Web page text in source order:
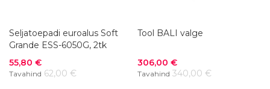
Seljatoepadi euroalus Soft
Grande ESS-6050G, 2tk
Soodushind
55,80 €
Tavahind 62,00 €
Tool BALI valge
Soodushind
306,00 €
Tavahind 340,00 €